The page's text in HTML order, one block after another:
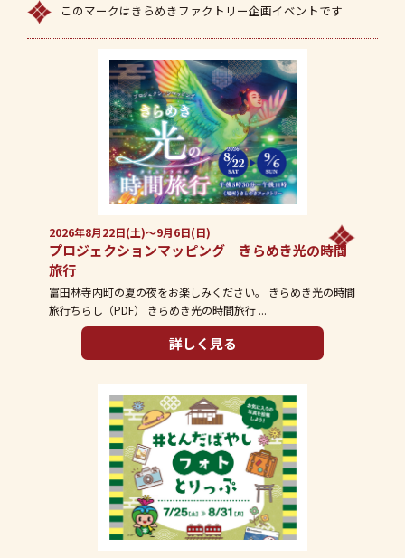
このマークはきらめきファクトリー企画イベントです
2026年8月22日(土)～9月6日(日)
プロジェクションマッピング きらめき光の時間
旅行
富田林寺内町の夏の夜をお楽しみください。 きらめき光の時間
旅行ちらし（PDF） きらめき光の時間旅行 ...
詳しく見る